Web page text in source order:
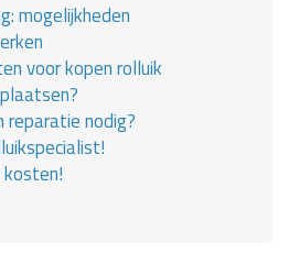
mogelijkheden
voor kopen rolluik
reparatie nodig?